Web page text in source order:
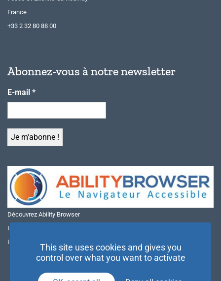
France
+33 2 32 80 88 00
Abonnez-vous à notre newsletter
E-mail *
Découvrez Ability Browser
Installer Ability Browser sur Windows
Installer Ability Browser sur Mac
This site uses cookies and gives you
control over what you want to activate